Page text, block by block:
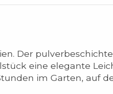
Der
eine elegante
im Garten, auf